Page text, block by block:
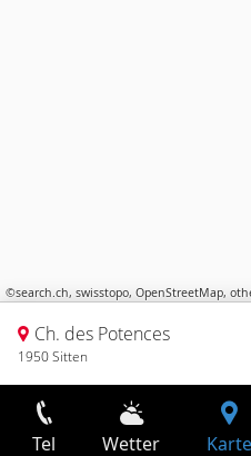
©search.ch, swisstopo, OpenStreetMap,
Ch. des Potences
1950 Sitten
Tel Wetter Karte